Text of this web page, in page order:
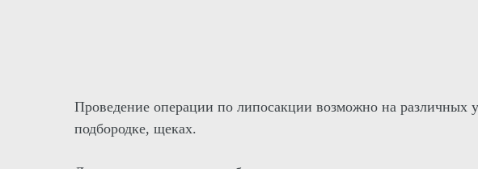
Проведение операции по липосакции возможно на различных
подбородке, щеках.